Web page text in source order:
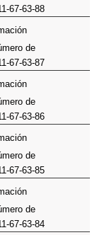
67-63-88
de
67-63-87
de
67-63-86
de
67-63-85
de
67-63-84